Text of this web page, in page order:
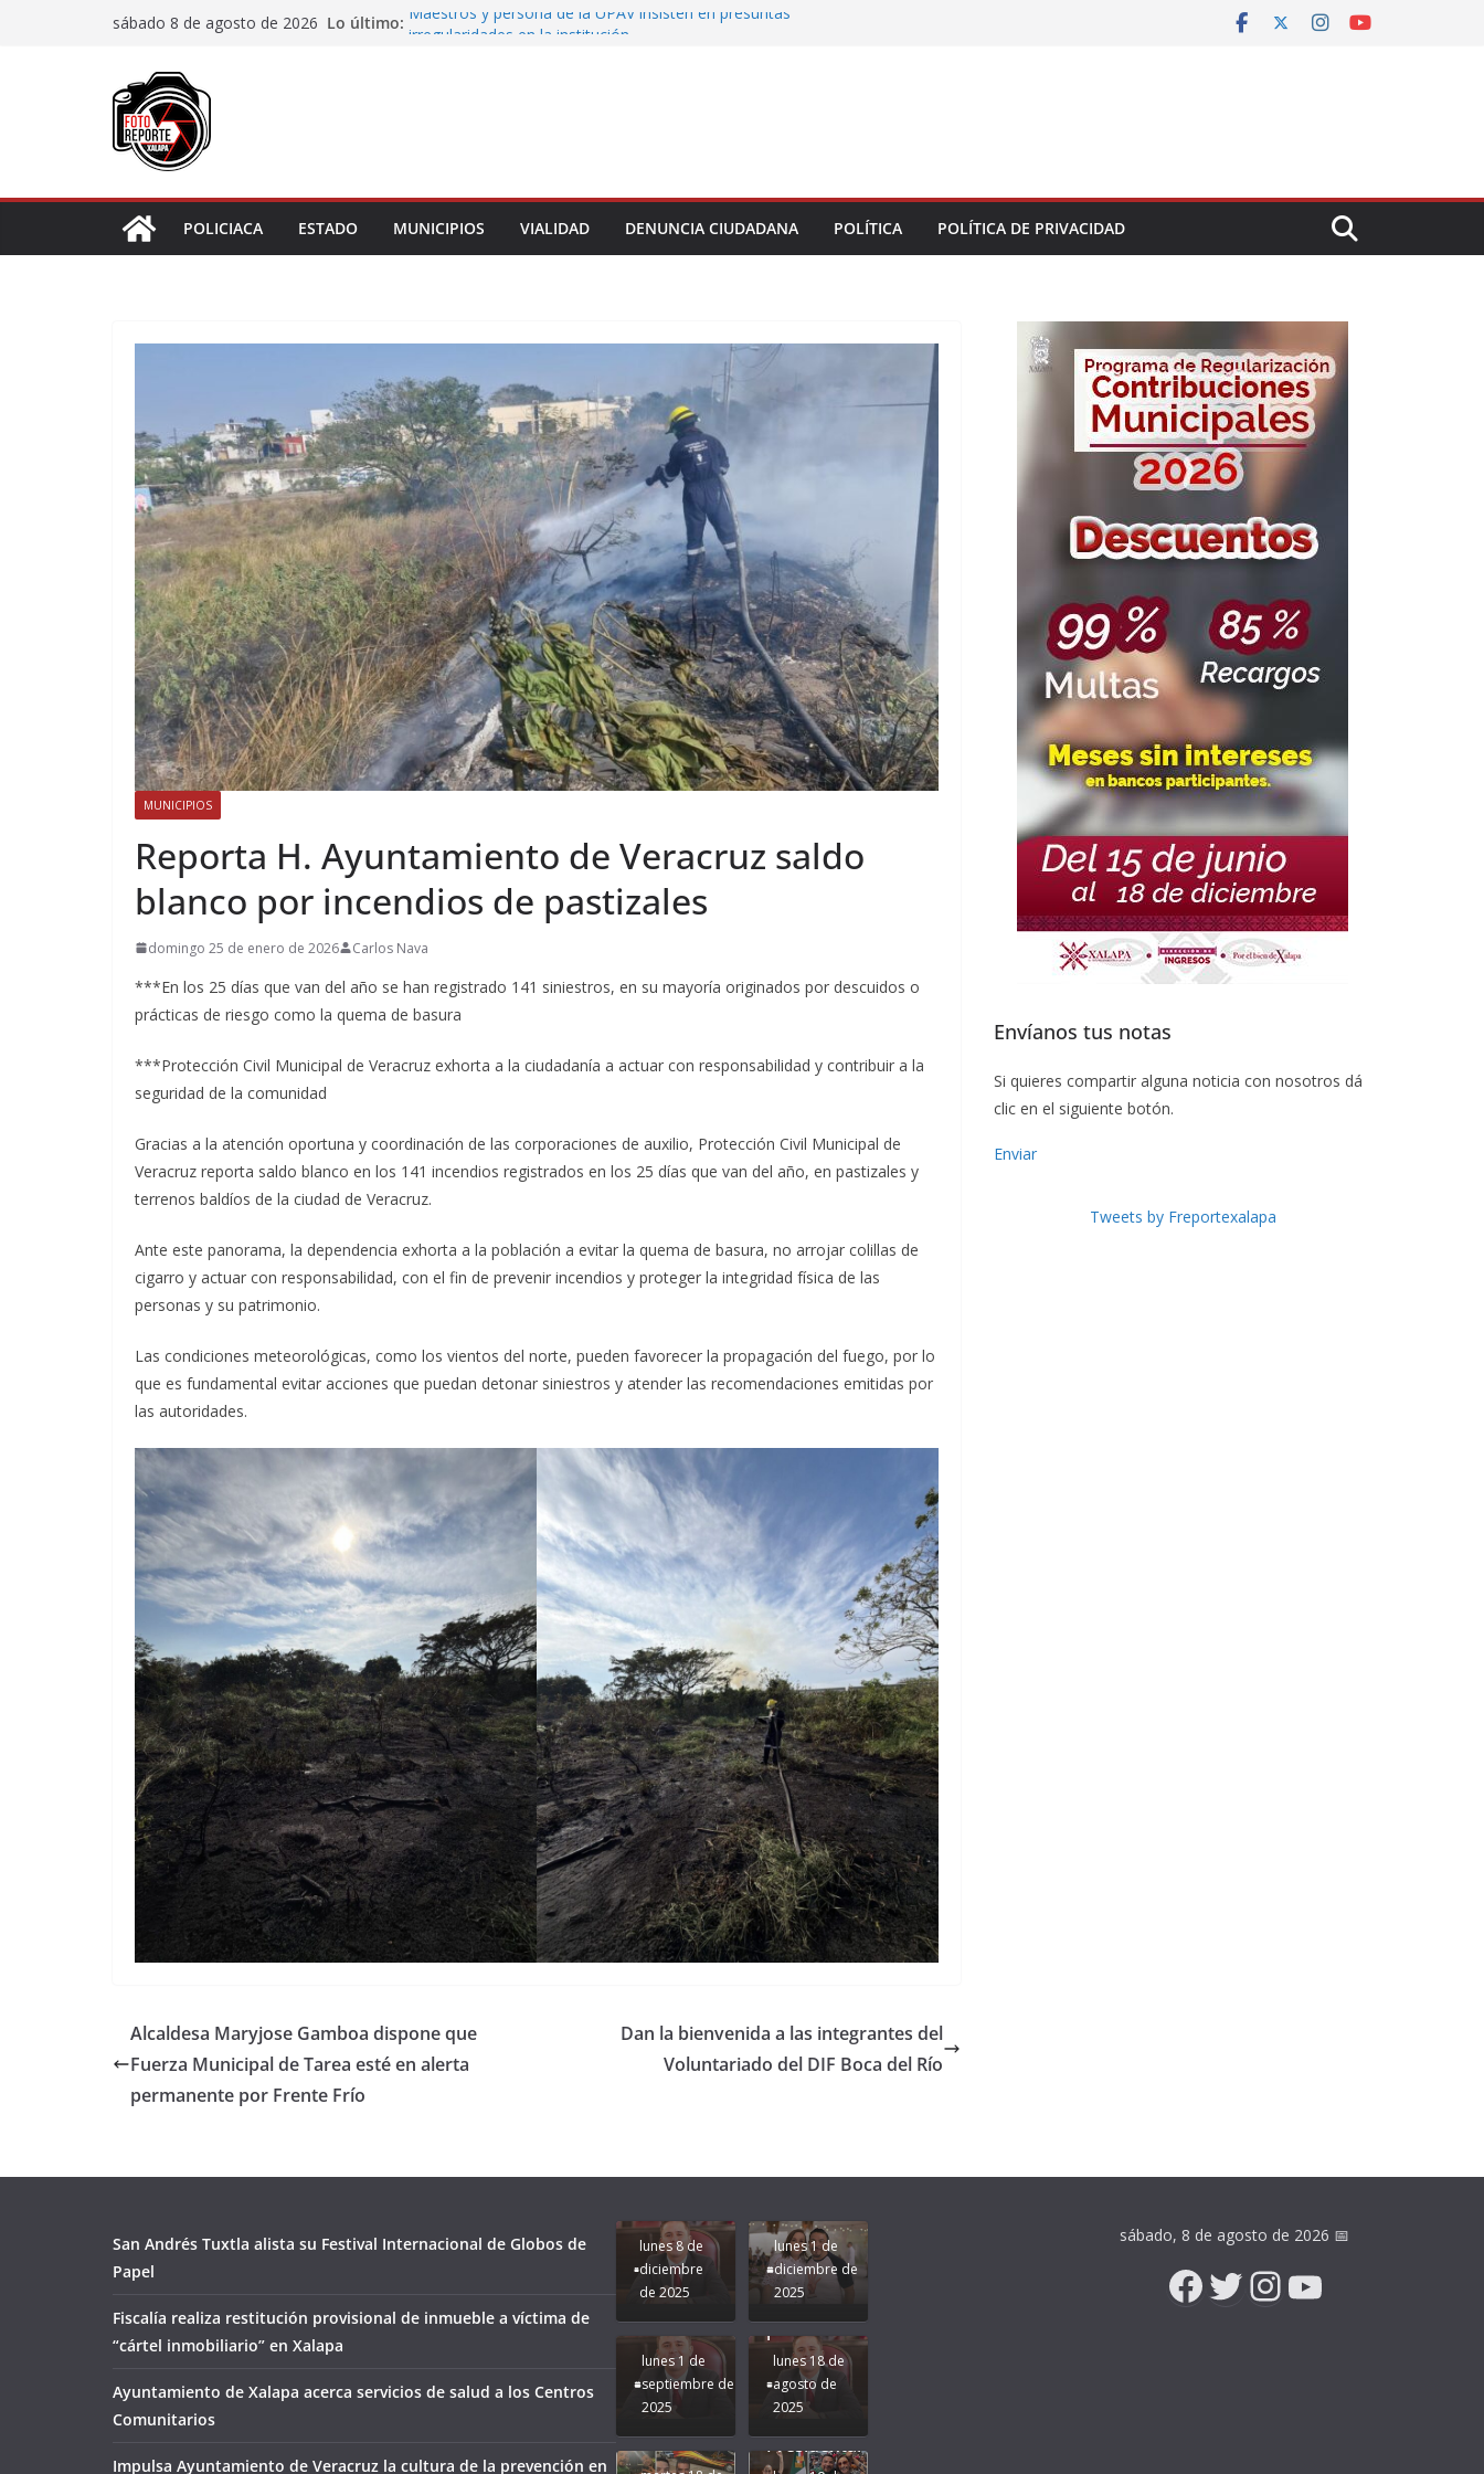
sábado 8 de agosto de 2026 Lo último: Maestros y persona de la UPAV insisten en presuntas
Impulsa Ayuntamiento de Veracruz la cultura de la prevención
en la niñez del municipio
POLICIACA ESTADO MUNICIPIOS VIALIDAD DENUNCIA CIUDADANA POLÍTICA POLÍTICA DE PRIVACIDAD
MUNICIPIOS
Reporta H. Ayuntamiento de Veracruz saldo
blanco por incendios de pastizales
domingo 25 de enero de 2026 Carlos Nava
***En los 25 días que van del año se han registrado 141 siniestros, en su mayoría originados por descuidos o
prácticas de riesgo como la quema de basura
***Protección Civil Municipal de Veracruz exhorta a la ciudadanía a actuar con responsabilidad y contribuir a la
seguridad de la comunidad
Gracias a la atención oportuna y coordinación de las corporaciones de auxilio, Protección Civil Municipal de
Veracruz reporta saldo blanco en los 141 incendios registrados en los 25 días que van del año, en pastizales y
terrenos baldíos de la ciudad de Veracruz.
Ante este panorama, la dependencia exhorta a la población a evitar la quema de basura, no arrojar colillas de
cigarro y actuar con responsabilidad, con el fin de prevenir incendios y proteger la integridad física de las
personas y su patrimonio.
Las condiciones meteorológicas, como los vientos del norte, pueden favorecer la propagación del fuego, por lo
que es fundamental evitar acciones que puedan detonar siniestros y atender las recomendaciones emitidas por
las autoridades.
Alcaldesa Maryjose Gamboa dispone que
Fuerza Municipal de Tarea esté en alerta
permanente por Frente Frío
Dan la bienvenida a las integrantes del
Voluntariado del DIF Boca del Río
Envíanos tus notas
Si quieres compartir alguna noticia con nosotros dá
clic en el siguiente botón.
Enviar
Tweets by Freportexalapa
San Andrés Tuxtla alista su Festival Internacional de Globos de
Papel
Fiscalía realiza restitución provisional de inmueble a víctima de
“cártel inmobiliario” en Xalapa
Ayuntamiento de Xalapa acerca servicios de salud a los Centros
Comunitarios
Impulsa Ayuntamiento de Veracruz la cultura de la prevención en
lunes 8 de
diciembre
de 2025
lunes 1 de
diciembre de
2025
Apoyo y
Seguimos la
Ruta que
Marca
Nuestra
Rocío Nahle.
lunes 1 de
septiembre de
2025
Pongamos
de moda;
San
Andrés
Tuxtla
presente.
lunes 18 de
agosto de
2025
Difamación
Presidenta!
sábado, 8 de agosto de 2026 📅
Facebook
Twitter
Instagram
YouTube